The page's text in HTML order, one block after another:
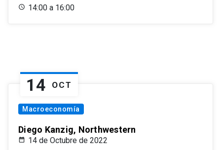
14:00 a 16:00
14 OCT
Macroeconomía
Diego Kanzig, Northwestern
14 de Octubre de 2022